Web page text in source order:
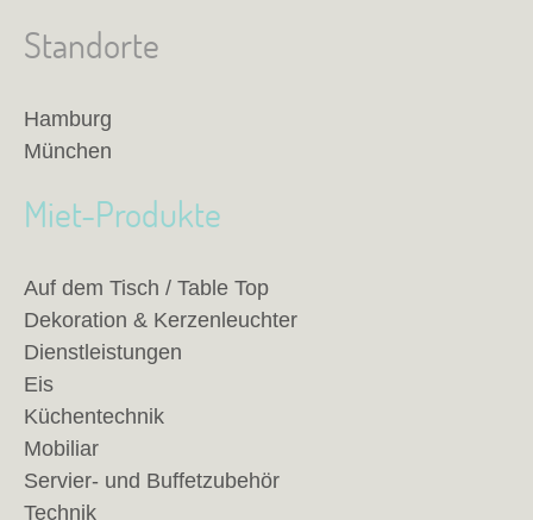
Standorte
Hamburg
München
Miet-Produkte
Auf dem Tisch / Table Top
Dekoration & Kerzenleuchter
Dienstleistungen
Eis
Küchentechnik
Mobiliar
Servier- und Buffetzubehör
Technik